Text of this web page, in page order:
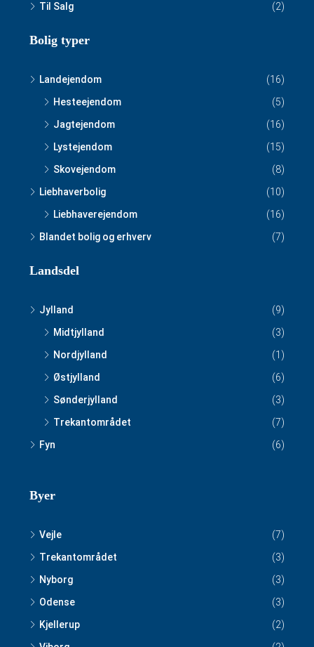
Til Salg
(2)
Bolig typer
Landejendom
(16)
Hesteejendom
(5)
Jagtejendom
(16)
Lystejendom
(15)
Skovejendom
(8)
Liebhaverbolig
(10)
Liebhaverejendom
(16)
Blandet bolig og erhverv
(7)
Landsdel
Jylland
(9)
Midtjylland
(3)
Nordjylland
(1)
Østjylland
(6)
Sønderjylland
(3)
Trekantområdet
(7)
Fyn
(6)
Byer
Vejle
(7)
Trekantområdet
(3)
Nyborg
(3)
Odense
(3)
Kjellerup
(2)